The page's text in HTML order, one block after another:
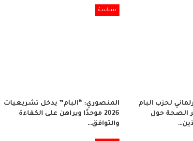
لحزب البام
الصحة حول
سياسة
المنصوري: “البام” يدخل تشريعيات
2026 موحدًا ويراهن على الكفاءة
والتوافق…